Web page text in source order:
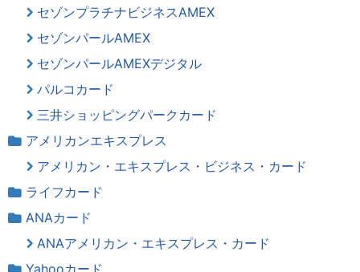
セゾンプラチナビジネスAMEX
セゾンパールAMEX
セゾンパールAMEXデジタル
パルコカード
三井ショッピングパークカード
アメリカンエキスプレス
アメリカン・エキスプレス・ビジネス・カード
ライフカード
ANAカード
ANAアメリカン・エキスプレス・カード
Yahooカード